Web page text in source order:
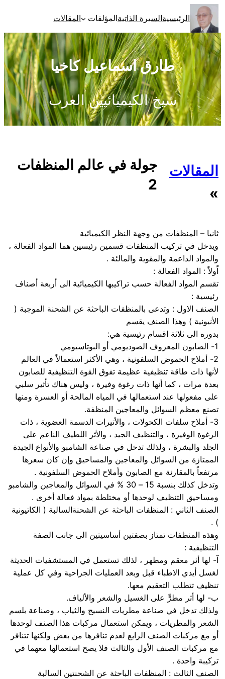
تخطى
إلى
المحتوى
الرئيسيةالسيرة الذاتيةالمؤلفات المقالات
طارق اسماعيل كاخيا
شيخ الكيميائيين العرب
المقالات
»
جولة في عالم المنظفات
2
ثانيا – المنظفات من وجهة النظر الكيميائية
ويدخل في تركيب المنظفات قسمين رئيسين هما المواد الفعالة ،
والمواد الداعمة والمقوية والمالئة .
اًولاً : المواد الفعالة :
تقسم المواد الفعالة حسب تراكيبها الكيميائية الى أربعة أصناف
رئيسية :
الصنف الاول : وتدعى بالمنظفات الباحثة عن الشحنة الموجبة (
الأنيونية ) وهذا الصنف يقسم
بدوره الى ثلاثة اقسام رئيسية هي:
1- الصابون المعروف الصوديومي أو البوتاسيومي
2- أملاح الحموض السلفونية ، وهي الأكثر استعمالاً في العالم
لأنها ذات طاقة تنظيفية عظيمة تفوق القوة التنظيفية للصابون
بعدة مرات ، كما أنها ذات رغوة وفيرة ، وليس هناك تأثير سلبي
على مفعولها عند استعمالها في المياه المالحة أو العسرة ومنها
تصنع معظم السوائل والمعاجين المنظفة.
3- أملاح سلفات الكحولات ، والأتيرات الدسمة العضوية ، ذات
الرغوة الوفيرة ، والتنظيف الجيد ، والأثر اللطيف الناعم على
الجلد والبشرة ، ولذلك تدخل في صناعة الشامبو والأنواع الجيدة
الممتازة من السوائل والمعاجين والمساحيق وإن كان سعرها
مرتفعاً بالمقارنة مع الصابون وأملاح الحموض السلفونية .
وتدخل كذلك بنسبة 15 – 30 % في السوائل والمعاجين والشامبو
ومساحيق التنظيف لوحدها أو مختلطة بمواد فعالة أخرى .
الصنف الثاني : المنظفات الباحثة عن الشحنةالسالبة ( الكاتيونية
) .
وهذه المنظفات تمتاز بصفتين أساسيتين الى جانب الصفة
التنظيفية :
آ- لها أثر معقم ومطهر ، لذلك تستعمل في المستشفيات الحديثة
لغسل أيدي الاطباء قبل وبعد العمليات الجراحية وفي كل عملية
تنظيف تتطلب التعقيم معها.
ب- لها أثر مطرٍّ على الغسيل والشعر والألياف.
ولذلك تدخل في صناعة مطريات النسيج والثياب ، وصناعة بلسم
الشعر والمطريات ، ويمكن استعمال مركبات هذا الصنف لوحدها
أو مع مركبات الصنف الرابع لعدم تنافرها من بعض ولكنها تتنافر
مع مركبات الصنف الأول والثالث فلا يصح استعمالها معهما في
تركيبة واحدة .
الصنف الثالث : المنظفات الباحثة عن الشحنتين السالبة